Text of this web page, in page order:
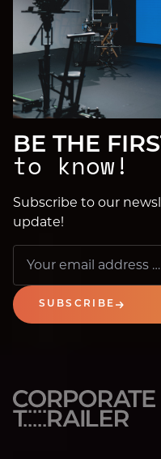
BE THE
to know!
Subscribe to our
update!
SUBSCRIBE